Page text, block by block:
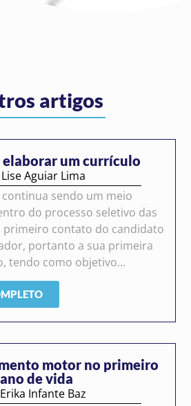
artigos
elaborar um currículo
Lise Aguiar Lima
sendo um meio
do processo seletivo das
primeiro contato do candidato
portanto a sua primeira
tendo como objetivo...
motor no primeiro
ano de vida
Erika Infante Baz